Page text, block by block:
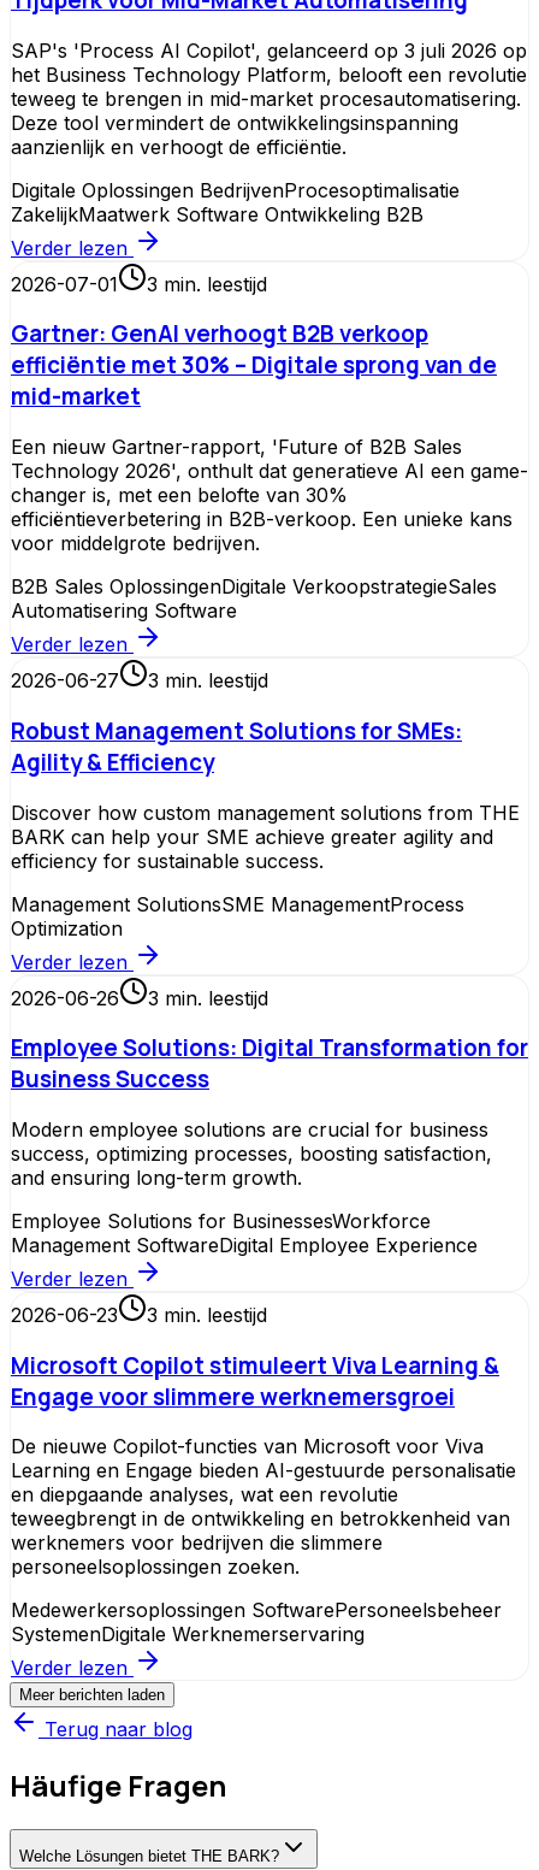
SAP's 'Process AI Copilot', gelanceerd op 3 juli 2026 op
het Business Technology Platform, belooft een revolutie
teweeg te brengen in mid-market procesautomatisering.
Deze tool vermindert de ontwikkelingsinspanning
aanzienlijk en verhoogt de efficiëntie.
Digitale Oplossingen BedrijvenProcesoptimalisatie
ZakelijkMaatwerk Software Ontwikkeling B2B
Verder lezen
2026-07-01
3 min. leestijd
Gartner: GenAI verhoogt B2B verkoop
efficiëntie met 30% – Digitale sprong van de
mid-market
Een nieuw Gartner-rapport, 'Future of B2B Sales
Technology 2026', onthult dat generatieve AI een game-
changer is, met een belofte van 30%
efficiëntieverbetering in B2B-verkoop. Een unieke kans
voor middelgrote bedrijven.
B2B Sales OplossingenDigitale VerkoopstrategieSales
Automatisering Software
Verder lezen
2026-06-27
3 min. leestijd
Robust Management Solutions for SMEs:
Agility & Efficiency
Discover how custom management solutions from THE
BARK can help your SME achieve greater agility and
efficiency for sustainable success.
Management SolutionsSME ManagementProcess
Optimization
Verder lezen
2026-06-26
3 min. leestijd
Employee Solutions: Digital Transformation for
Business Success
Modern employee solutions are crucial for business
success, optimizing processes, boosting satisfaction,
and ensuring long-term growth.
Employee Solutions for BusinessesWorkforce
Management SoftwareDigital Employee Experience
Verder lezen
2026-06-23
3 min. leestijd
Microsoft Copilot stimuleert Viva Learning &
Engage voor slimmere werknemersgroei
De nieuwe Copilot-functies van Microsoft voor Viva
Learning en Engage bieden AI-gestuurde personalisatie
en diepgaande analyses, wat een revolutie
teweegbrengt in de ontwikkeling en betrokkenheid van
werknemers voor bedrijven die slimmere
personeelsoplossingen zoeken.
Medewerkersoplossingen SoftwarePersoneelsbeheer
SystemenDigitale Werknemerservaring
Verder lezen
Meer berichten laden
Terug naar blog
Häufige Fragen
Welche Lösungen bietet THE BARK?